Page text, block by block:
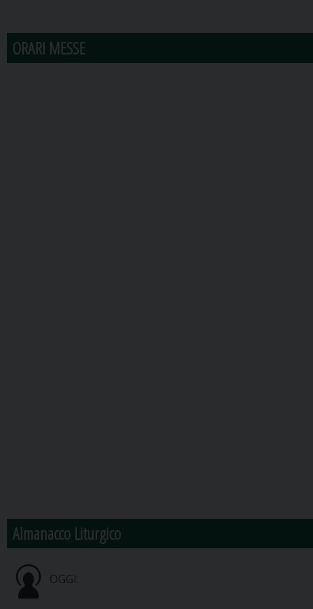
ORARI MESSE
Almanacco Liturgico
OGGI: